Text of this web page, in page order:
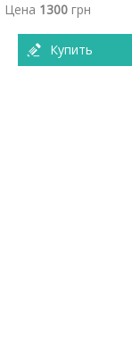
Цена 1300 грн
Купить